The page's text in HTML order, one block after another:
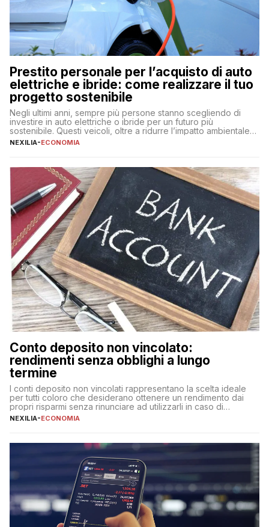
Prestito personale per l’acquisto di auto
elettriche e ibride: come realizzare il tuo
progetto sostenibile
Negli ultimi anni, sempre più persone stanno scegliendo di
investire in auto elettriche o ibride per un futuro più
sostenibile. Questi veicoli, oltre a ridurre l’impatto ambientale,
offrono vantaggi economici a lungo termine, come minori costi
fare se non […]
NEXILIA-ECONOMIA
Conto deposito non vincolato:
rendimenti senza obblighi a lungo
termine
I conti deposito non vincolati rappresentano la scelta ideale
per tutti coloro che desiderano ottenere un rendimento dai
propri risparmi senza rinunciare ad utilizzarli in caso di
necessità. A differenza delle forme vincolate tradizionali,
flessibilità e rendimento. Come funzionano […]
NEXILIA-ECONOMIA